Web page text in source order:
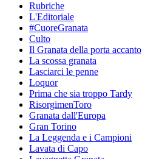
Rubriche
L'Editoriale
#CuoreGranata
Culto
Il Granata della porta accanto
La scossa granata
Lasciarci le penne
Loquor
Prima che sia troppo Tardy
RisorgimenToro
Granata dall'Europa
Gran Torino
La Leggenda e i Campioni
Lavata di Capo